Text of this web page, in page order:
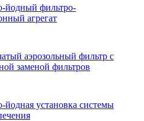
йодный фильтро-
агрегат
аэрозольный фильтр с
заменой фильтров
йодная установка системы